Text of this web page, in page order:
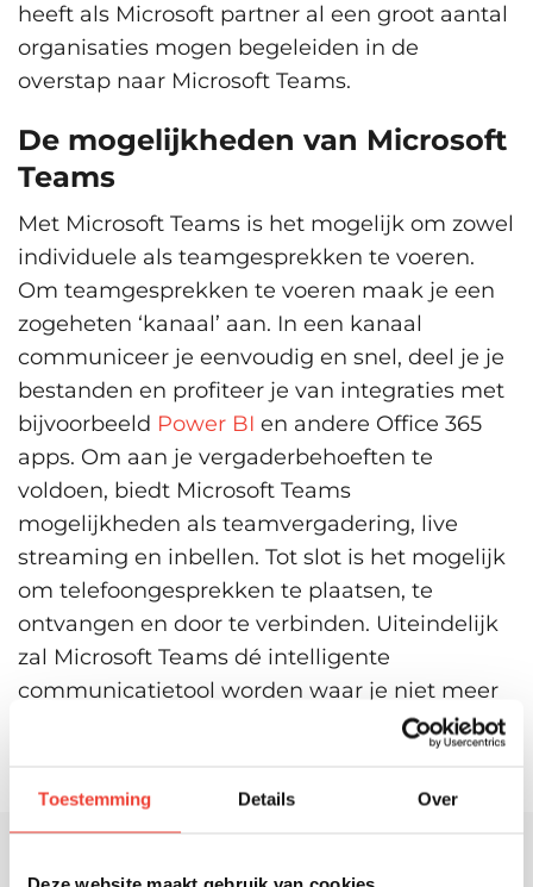
Toestemming Details Over
Deze website maakt gebruik van cookies
heeft als Microsoft partner al een groot aantal
organisaties mogen begeleiden in de
overstap naar Microsoft Teams.
De mogelijkheden van Microsoft
Teams
Met Microsoft Teams is het mogelijk om zowel
individuele als teamgesprekken te voeren.
Om teamgesprekken te voeren maak je een
zogeheten ‘kanaal’ aan. In een kanaal
communiceer je eenvoudig en snel, deel je je
bestanden en profiteer je van integraties met
bijvoorbeeld Power BI en andere Office 365
apps. Om aan je vergaderbehoeften te
voldoen, biedt Microsoft Teams
mogelijkheden als teamvergadering, live
streaming en inbellen. Tot slot is het mogelijk
om telefoongesprekken te plaatsen, te
ontvangen en door te verbinden. Uiteindelijk
zal Microsoft Teams dé intelligente
communicatietool worden waar je niet meer